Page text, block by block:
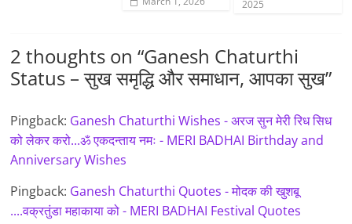
2025
2 thoughts on “Ganesh Chaturthi
Status – सुख समृद्धि और समाधान, आपका सुख”
Pingback: Ganesh Chaturthi Wishes - अरज सुन मेरी रिध सिध
को लेकर करो...ॐ एकदन्ताय नमः - MERI BADHAI Birthday and
Anniversary Wishes
Pingback: Ganesh Chaturthi Quotes - मोदक की खुशबू
....वक्रतुंडा महाकाया को - MERI BADHAI Festival Quotes